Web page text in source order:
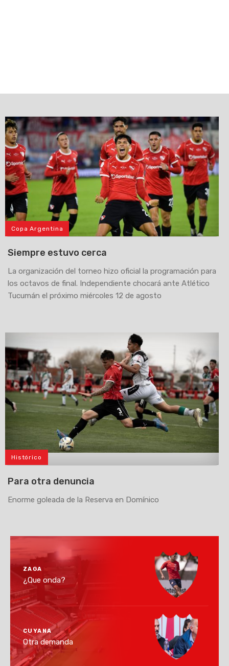
Copa Argentina
Siempre estuvo cerca
La organización del torneo hizo oficial la programación para
los octavos de final. Independiente chocará ante Atlético
Tucumán el próximo miércoles 12 de agosto
Histórico
Para otra denuncia
Enorme goleada de la Reserva en Domínico
ZAGA
¿Que onda?
CUYANA
Otra demanda